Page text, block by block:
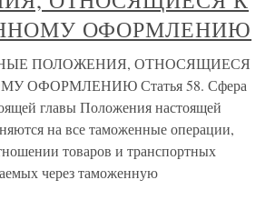
ОФОРМЛЕНИЮ
ПОЛОЖЕНИЯ, ОТНОСЯЩИЕСЯ
ОФОРМЛЕНИЮ Статья 58. Сфера
главы Положения настоящей
на все таможенные операции,
товаров и транспортных
через таможенную